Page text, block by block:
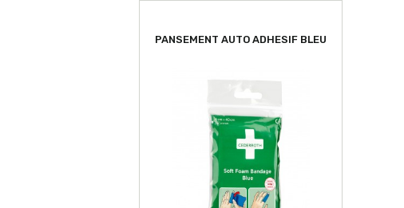
PANSEMENT AUTO ADHESIF BLEU